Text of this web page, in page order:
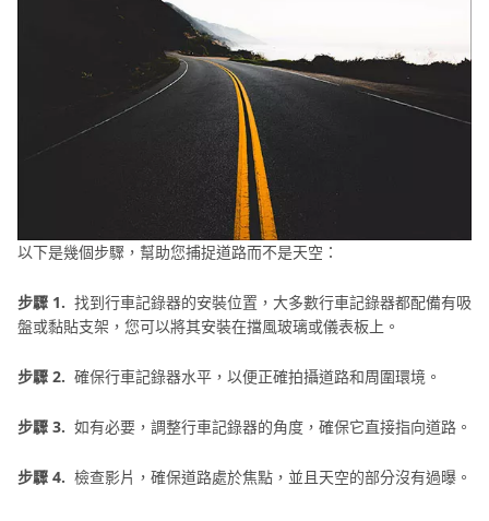
以下是幾個步驟，幫助您捕捉道路而不是天空：
步驟 1. 找到行車記錄器的安裝位置，大多數行車記錄器都配備有吸
盤或黏貼支架，您可以將其安裝在擋風玻璃或儀表板上。
步驟 2. 確保行車記錄器水平，以便正確拍攝道路和周圍環境。
步驟 3. 如有必要，調整行車記錄器的角度，確保它直接指向道路。
步驟 4. 檢查影片，確保道路處於焦點，並且天空的部分沒有過曝。